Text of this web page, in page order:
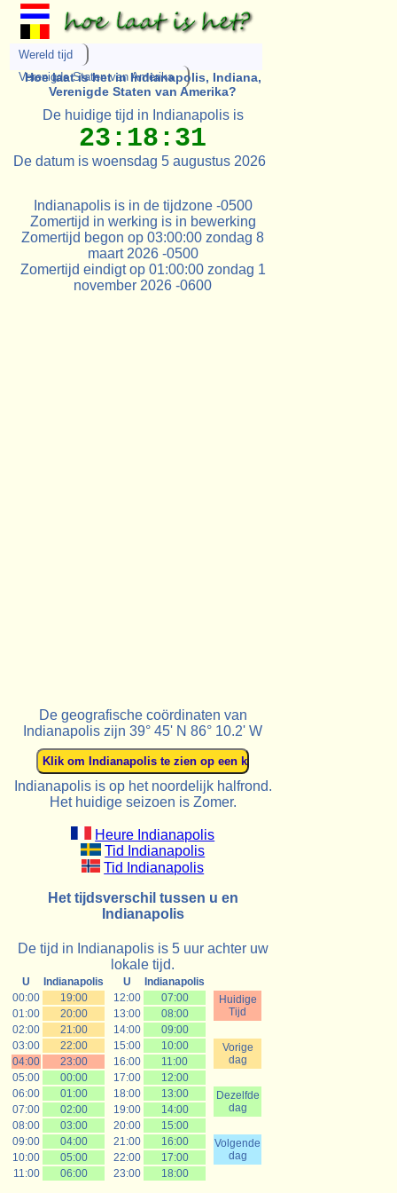
Wereld tijd
Verenigde Staten van Amerika
Hoe laat is het in Indianapolis, Indiana,
Verenigde Staten van Amerika?
De huidige tijd in Indianapolis is
23:18:31
De datum is woensdag 5 augustus 2026
Indianapolis is in de tijdzone -0500
Zomertijd in werking is in bewerking
Zomertijd begon op 03:00:00 zondag 8
maart 2026 -0500
Zomertijd eindigt op 01:00:00 zondag 1
november 2026 -0600
De geografische coördinaten van
Indianapolis zijn 39° 45' N 86° 10.2' W
Indianapolis is op het noordelijk halfrond.
Het huidige seizoen is Zomer.
Heure Indianapolis
Tid Indianapolis
Tid Indianapolis
Het tijdsverschil tussen u en
Indianapolis
De tijd in Indianapolis is 5 uur achter uw
lokale tijd.
U Indianapolis U
Indianapolis
00:00
19:00 12:00 07:00
Huidige
Tijd
01:00 20:00 13:00
08:00
02:00
21:00 14:00
09:00
03:00
22:00 15:00 10:00
Vorige
dag
04:00 23:00 16:00
11:00
05:00
00:00 17:00
12:00
06:00
01:00 18:00 13:00
Dezelfde
dag
07:00 02:00 19:00
14:00
08:00
03:00 20:00
15:00
09:00
04:00 21:00 16:00
Volgende
dag
10:00 05:00 22:00
17:00
11:00
06:00 23:00 18:00